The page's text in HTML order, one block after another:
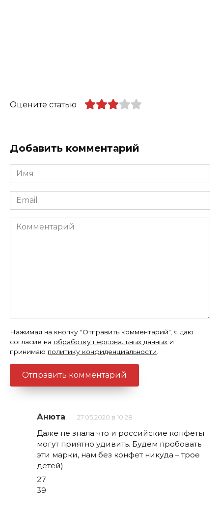
Оцените статью
Добавить комментарий
Имя
*
Email
*
Комментарий
Нажимая на кнопку "Отправить комментарий", я даю
согласие на обработку персональных данных и
принимаю политику конфиденциальности.
Анюта 27.05.2020 в 10:28
Даже не знала что и российские конфеты
могут приятно удивить. Будем пробовать
эти марки, нам без конфет никуда – трое
детей)
27
39